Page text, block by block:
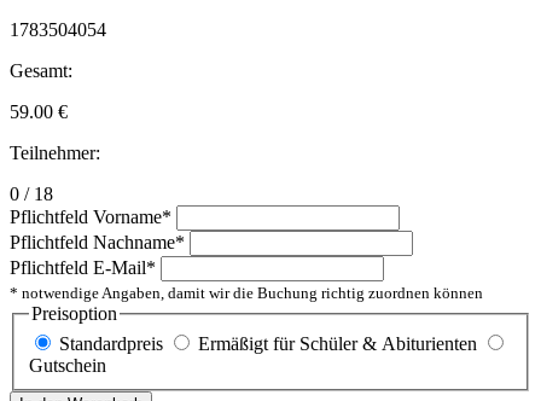
1783504054
Gesamt:
59.00 €
Teilnehmer:
0 / 18
Pflichtfeld Vorname*
Pflichtfeld Nachname*
Pflichtfeld E-Mail*
* notwendige Angaben, damit wir die Buchung richtig zuordnen können
Preisoption
Standardpreis
Ermäßigt für Schüler & Abiturienten
Gutschein